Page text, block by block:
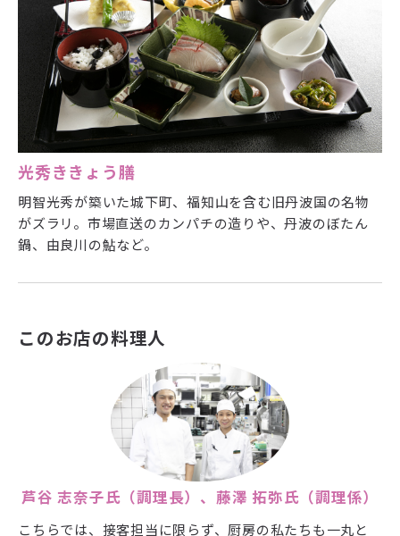
光秀ききょう膳
明智光秀が築いた城下町、福知山を含む旧丹波国の名物
がズラリ。市場直送のカンパチの造りや、丹波のぼたん
鍋、由良川の鮎など。
このお店の料理人
芦谷 志奈子氏（調理長）、藤澤 拓弥氏（調理係）
こちらでは、接客担当に限らず、厨房の私たちも一丸と